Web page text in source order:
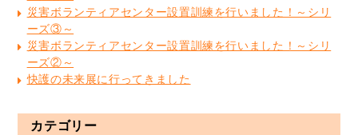
災害ボランティアセンター設置訓練を行いました！～シリ
ーズ③～
災害ボランティアセンター設置訓練を行いました！～シリ
ーズ②～
快護の未来展に行ってきました
カテゴリー